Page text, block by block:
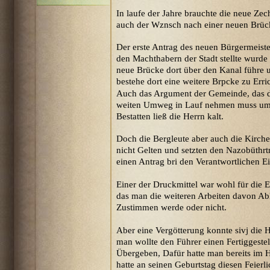
In laufe der Jahre brauchte die neue
auch der Wznsch nach einer neuen
Der erste Antrag des neuen
den Machthabern der Stadt stellte
neue Brücke dort über den Kanal führe
bestehe dort eine weitere Brpcke zu
Auch das Argument der Gemeinde, das
weiten Umweg in Lauf nehmen muss
Bestatten ließ die Herrn kalt.
Doch die Bergleute aber auch die
nicht Gelten und setzten den
einen Antrag bri den Verantwortlichen
Einer der Druckmittel war wohl für die
das man die weiteren Arbeiten davon
Zustimmen werde oder nicht.
Aber eine Vergötterung konnte sivj die
man wollte den Führer einen
Übergeben, Dafür hatte man bereits im
hatte an seinen Geburtstag diesen